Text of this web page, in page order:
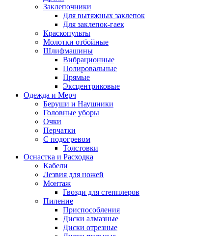
Заклепочники
Для вытяжных заклепок
Для заклепок-гаек
Краскопульты
Молотки отбойные
Шлифмашины
Вибрационные
Полировальные
Прямые
Эксцентриковые
Одежда и Мерч
Беруши и Наушники
Головные уборы
Очки
Перчатки
С подогревом
Толстовки
Оснастка и Расходка
Кабели
Лезвия для ножей
Монтаж
Гвозди для степплеров
Пиление
Приспособления
Диски алмазные
Диски отрезные